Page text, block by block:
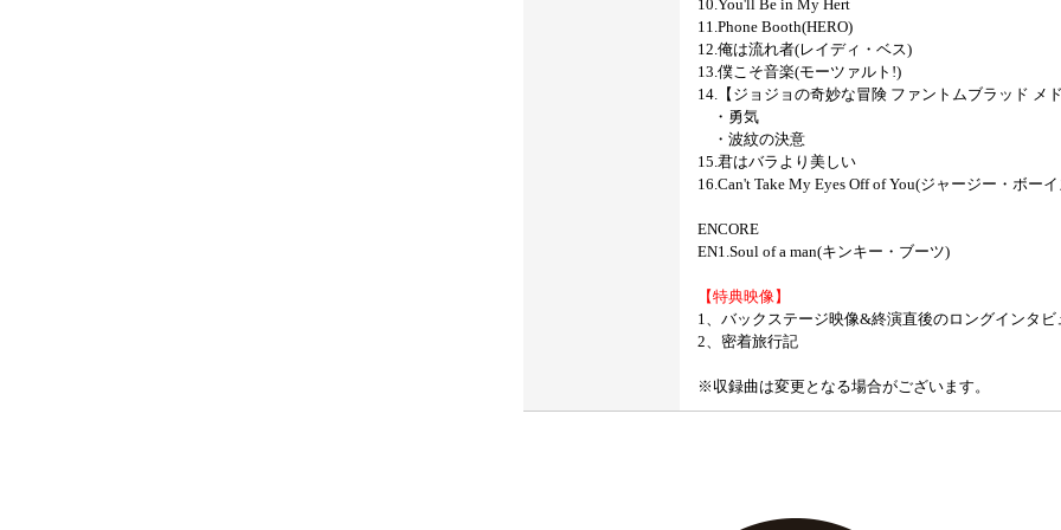
10.You'll Be in My Hert
11.Phone Booth(HERO)
12.俺は流れ者(レイディ・ベス)
13.僕こそ音楽(モーツァルト!)
14.【ジョジョの奇妙な冒険 ファントムブラッド メド
・勇気
・波紋の決意
15.君はバラより美しい
16.Can't Take My Eyes Off of You(ジャージー・ボー
ENCORE
EN1.Soul of a man(キンキー・ブーツ)
【特典映像】
1、バックステージ映像&終演直後のロングインタビ
2、密着旅行記
※収録曲は変更となる場合がございます。